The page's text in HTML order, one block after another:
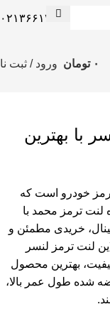
۰۲۱۳۶۶۱۳۰۰۸
۰ تومان ورود / ثبت
با بهترین
خودرو است که
لنت ترمز محمد با
خریدی مطمئن و
لنت ترمز لنسر
بهترین محصول
شده طول عمر بالا،